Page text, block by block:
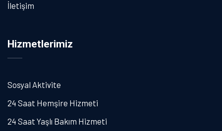
İletişim
Hizmetlerimiz
Sosyal Aktivite
24 Saat Hemşire Hizmeti
24 Saat Yaşlı Bakım Hizmeti